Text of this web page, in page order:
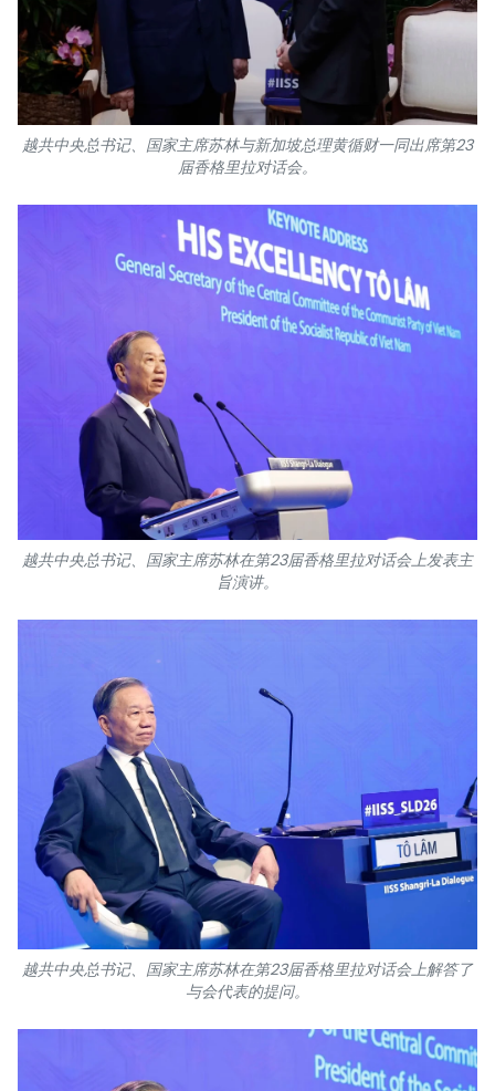
越共中央总书记、国家主席苏林与新加坡总理黄循财一同出席第23
届香格里拉对话会。
越共中央总书记、国家主席苏林在第23届香格里拉对话会上发表主
旨演讲。
越共中央总书记、国家主席苏林在第23届香格里拉对话会上解答了
与会代表的提问。